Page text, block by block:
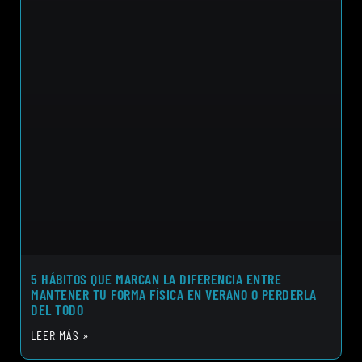
5 HÁBITOS QUE MARCAN LA DIFERENCIA ENTRE
MANTENER TU FORMA FÍSICA EN VERANO O PERDERLA
DEL TODO
LEER MÁS »